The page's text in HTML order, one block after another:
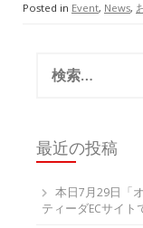
Posted in Event, News,
最近の投稿
本日7月29日「
ティーダECサイト